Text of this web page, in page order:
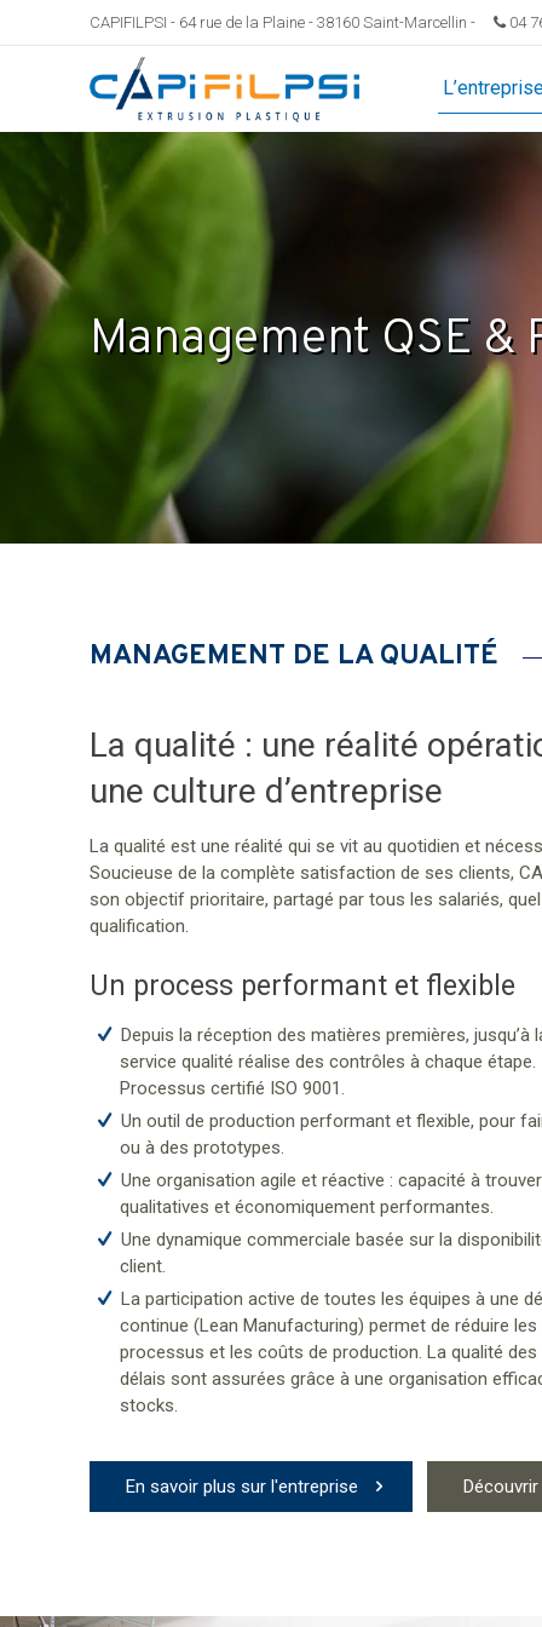
CAPIFILPSI - 64 rue de la Plaine - 38160 Saint-Marcellin - 04
Management QSE &
MANAGEMENT DE LA QUALITÉ
La qualité : une réalité
une culture d’entreprise
La qualité est une réalité qui se vit au quotidien et
Soucieuse de la complète satisfaction de ses clients,
son objectif prioritaire, partagé par tous les salariés,
qualification.
Un process performant et flexible
Depuis la réception des matières premières,
service qualité réalise des contrôles à chaque étape.
Processus certifié ISO 9001.
Un outil de production performant et flexible, pour
ou à des prototypes.
Une organisation agile et réactive : capacité à
qualitatives et économiquement performantes.
Une dynamique commerciale basée sur la
client.
La participation active de toutes les équipes à une
continue (Lean Manufacturing) permet de réduire
processus et les coûts de production. La qualité
délais sont assurées grâce à une organisation
stocks.
En savoir plus sur l'entreprise